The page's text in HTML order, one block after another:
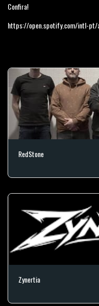
Confira!
https://open.spotify.com/intl-pt/
RedStone
Zynertia